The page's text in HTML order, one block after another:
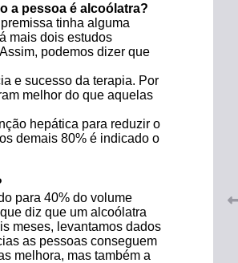
a pessoa é alcoólatra?
tinha alguma
mais dois estudos
podemos dizer que
e sucesso da terapia. Por
melhor do que aquelas
hepática para reduzir o
demais 80% é indicado o
para 40% do volume
diz que um alcoólatra
meses, levantamos dados
as pessoas conseguem
melhora, mas também a
SP e garante continuidade
acesso gratuito à Academia
maio de 2026